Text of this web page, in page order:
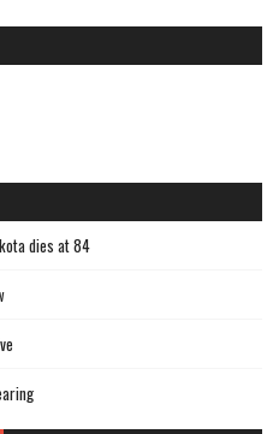
dies at 84